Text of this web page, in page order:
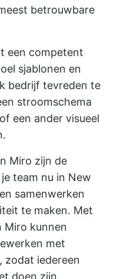
betrouwbare
een competent
sjablonen en
bedrijf tevreden te
stroomschema
of een ander visueel
Miro zijn de
team nu in New
samenwerken
te maken. Met
Miro kunnen
met
zodat iedereen
doen zijn.